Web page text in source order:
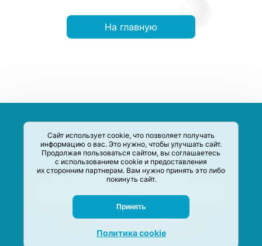
Сайт использует cookie, что позволяет получать
информацию о вас. Это нужно, чтобы улучшать сайт.
Продолжая пользоваться сайтом, вы соглашаетесь
с использованием cookie и предоставления
их сторонним партнерам. Вам нужно принять это либо
покинуть сайт.
Принять
Политика cookie
На главную
систематизации акций и скидок на товары и услуги в РФ
Задать вопрос
© M-Social production 2020 –2026